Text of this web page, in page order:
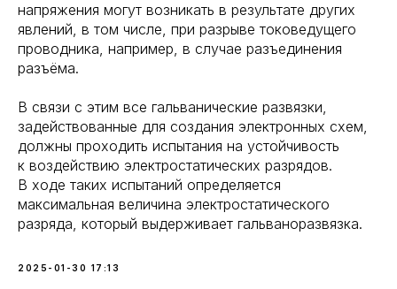
напряжения могут возникать в результате других
явлений, в том числе, при разрыве токоведущего
проводника, например, в случае разъединения
разъёма.
В связи с этим все гальванические развязки,
задействованные для создания электронных схем,
должны проходить испытания на устойчивость
к воздействию электростатических разрядов.
В ходе таких испытаний определяется
максимальная величина электростатического
разряда, который выдерживает гальваноразвязка.
2025-01-30 17:13